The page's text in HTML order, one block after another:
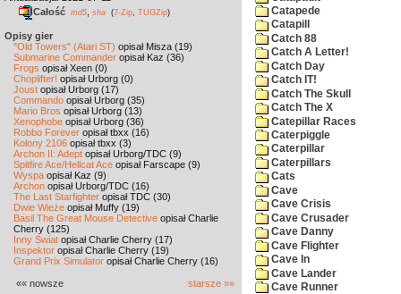
Całość md5 sha (7-Zip TUGZip)
Opisy gier
"Old Towers" (Atari ST) opisał Misza (19)
Submarine Commander opisał Kaz (36)
Frogs opisał Xeen (0)
Choplifter! opisał Urborg (0)
Joust opisał Urborg (17)
Commando opisał Urborg (35)
Mario Bros opisał Urborg (13)
Xenophobe opisał Urborg (36)
Robbo Forever opisał tbxx (16)
Kolony 2106 opisał tbxx (3)
Archon II: Adept opisał Urborg/TDC (9)
Spitfire Ace/Hellcat Ace opisał Farscape (9)
Wyspa opisał Kaz (9)
Archon opisał Urborg/TDC (16)
The Last Starfighter opisał TDC (30)
Dwie Wieże opisał Muffy (19)
Basil The Great Mouse Detective opisał Charlie
Cherry (125)
Inny Świat opisał Charlie Cherry (17)
Inspektor opisał Charlie Cherry (19)
Grand Prix Simulator opisał Charlie Cherry (16)
«« nowsze starsze »»
Catapede
Catapill
Catch 88
Catch A Letter!
Catch Day
Catch IT!
Catch The Skull
Catch The X
Catepillar Races
Caterpiggle
Caterpillar
Caterpillars
Cats
Cave
Cave Crisis
Cave Crusader
Cave Danny
Cave Flighter
Cave In
Cave Lander
Cave Runner